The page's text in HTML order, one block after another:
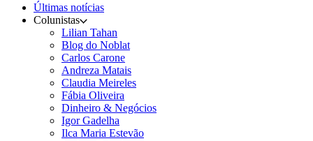
Últimas notícias
Colunistas
Lilian Tahan
Blog do Noblat
Carlos Carone
Andreza Matais
Claudia Meireles
Fábia Oliveira
Dinheiro & Negócios
Igor Gadelha
Ilca Maria Estevão